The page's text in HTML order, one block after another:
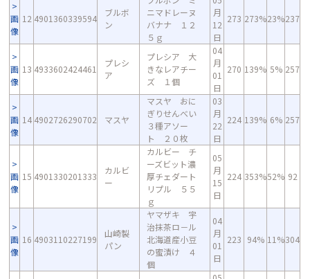
画
像
12 4901360339594
ブルボ
ン
ニマドレーヌ
バナナ １２
５ｇ
月
12
日
273 273%23%237
画
像
13 4933602424461
プレシ
ア
プレシア 大
きなレアチー
ズ １個
04
月
01
日
270 139% 5% 257
画
像
14 4902726290702 マスヤ
マスヤ おに
ぎりせんべい
３種アソー
ト ２０枚
03
月
22
日
224 139% 6% 257
画
像
15 4901330201333
カルビ
ー
カルビー チ
ーズビット濃
厚チェダート
リプル ５５
ｇ
05
月
15
日
224 353%52% 92
画
像
16 4903110227199
山崎製
パン
ヤマザキ 宇
治抹茶ロ－ル
北海道産小豆
の蜜漬け ４
個
04
月
01
日
223 94% 11%304